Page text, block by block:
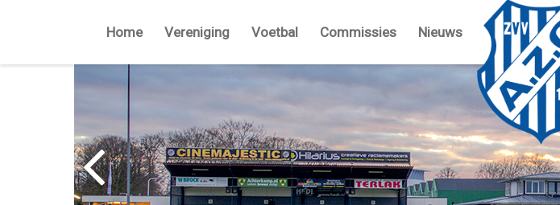
Home Vereniging Voetbal Commissies Nieuws